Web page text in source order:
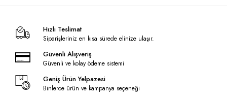
Hızlı Teslimat
Siparişleriniz en kısa sürede elinize ulaşır.
Güvenli Alışveriş
Güvenli ve kolay ödeme sistemi
Geniş Ürün Yelpazesi
Binlerce ürün ve kampanya seçeneği